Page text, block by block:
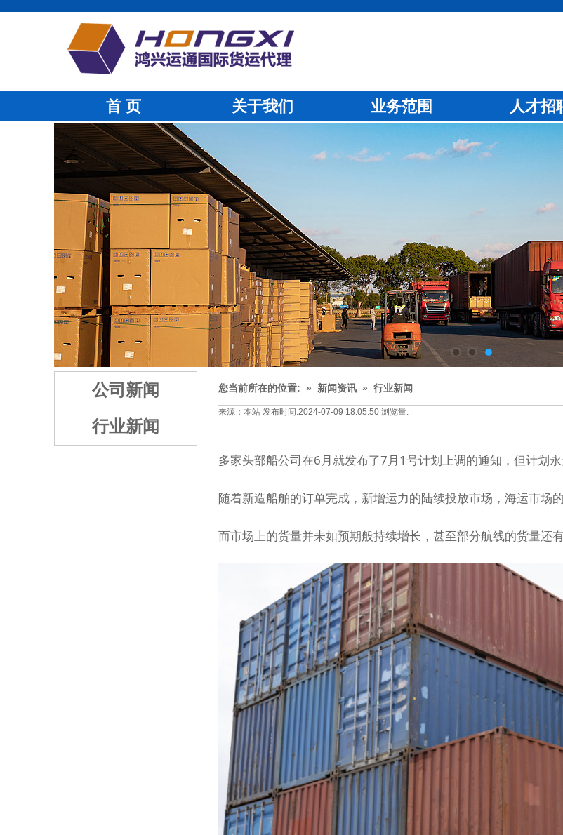
首 页 关于我们 业务范围 人才招
2 3
公司新闻
行业新闻
您当前所在的位置: » 新闻资讯 » 行业新闻
来源：本站 发布时间:2024-07-09 18:05:50 浏览量:
多家头部船公司在6月就发布了7月1号计划上调的通知，但计划
随着新造船舶的订单完成，新增运力的陆续投放市场，海运市场
而市场上的货量并未如预期般持续增长，甚至部分航线的货量还